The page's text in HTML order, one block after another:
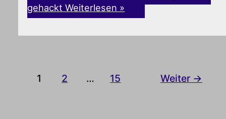
gehackt Weiterlesen »
1 2 … 15 Weiter →